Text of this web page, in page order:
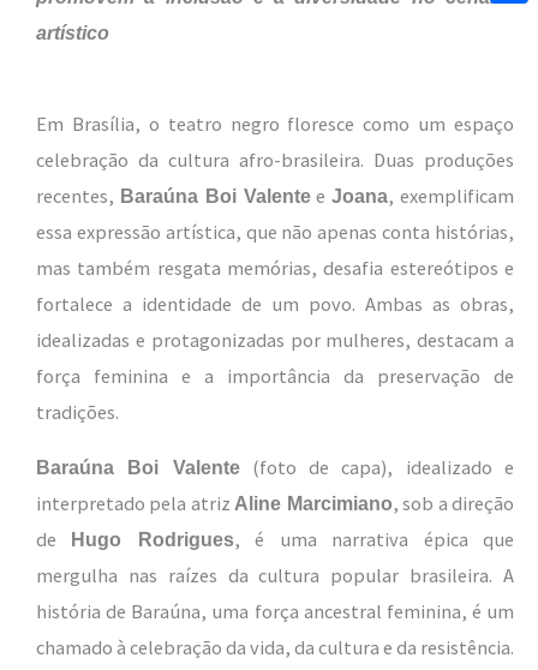
artístico
Em Brasília, o teatro negro floresce como um espaço
celebração da cultura afro-brasileira. Duas produções
recentes, Baraúna Boi ValenteeJoana, exemplificam
essa expressão artística, que não apenas conta histórias,
mas também resgata memórias, desafia estereótipos e
fortalece a identidade de um povo. Ambas as obras,
idealizadas e protagonizadas por mulheres, destacam a
força feminina e a importância da preservação de
tradições.
Baraúna Boi Valente(foto de capa), idealizado e
interpretado pela atrizAline Marcimiano, sob a direção
de
Hugo Rodrigues, é uma narrativa épica que
mergulha nas raízes da cultura popular brasileira. A
história de Baraúna, uma força ancestral feminina, é um
chamado à celebração da vida, da cultura e da resistência.